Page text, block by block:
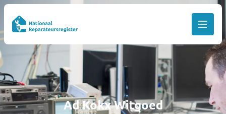
Ad Kokx Witgoed